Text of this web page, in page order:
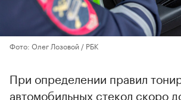
Фото: Олег Лозовой / РБК
При определении правил
автомобильных стекол скоро